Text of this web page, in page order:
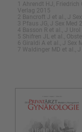
1 Ahrendt HJ,
Verlag 2015
2 Bancroft J et al., J
3 Pfaus JG, J Sex Med
4 Basson R et al., J
5 Shifren JL et al.,
6 Giraldi A et al., J Sex
7 Waldinger MD et al.,